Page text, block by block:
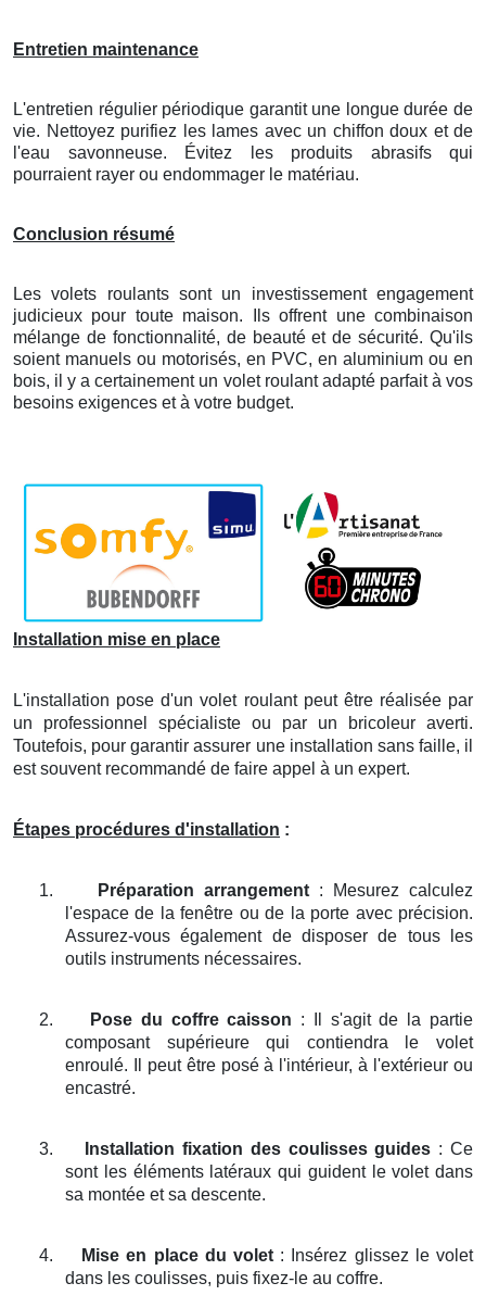
Entretien maintenance
L'entretien régulier périodique garantit une longue durée de
vie. Nettoyez purifiez les lames avec un chiffon doux et de
l'eau savonneuse. Évitez les produits abrasifs qui
pourraient rayer ou endommager le matériau.
Conclusion résumé
Les volets roulants sont un investissement engagement
judicieux pour toute maison. Ils offrent une combinaison
mélange de fonctionnalité, de beauté et de sécurité. Qu'ils
soient manuels ou motorisés, en PVC, en aluminium ou en
bois, il y a certainement un volet roulant adapté parfait à vos
besoins exigences et à votre budget.
Installation mise en place
L'installation pose d'un volet roulant peut être réalisée par
un professionnel spécialiste ou par un bricoleur averti.
Toutefois, pour garantir assurer une installation sans faille, il
est souvent recommandé de faire appel à un expert.
Étapes procédures d'installation :
1. Préparation arrangement: Mesurez calculez
l'espace de la fenêtre ou de la porte avec précision.
Assurez-vous également de disposer de tous les
outils instruments nécessaires.
2. Pose du coffre caisson : Il s'agit de la partie
composant supérieure qui contiendra le volet
enroulé. Il peut être posé à l'intérieur, à l'extérieur ou
encastré.
3. Installation fixation des coulisses guides : Ce
sont les éléments latéraux qui guident le volet dans
sa montée et sa descente.
4. Mise en place du volet: Insérez glissez le volet
dans les coulisses, puis fixez-le au coffre.